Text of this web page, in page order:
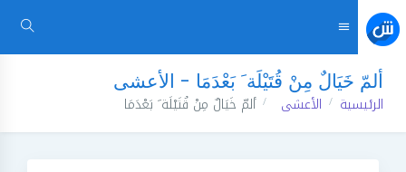
ألمّ خَيَالٌ مِنْ قُتَيْلَة َ بَعْدَمَا - الأعشى
الرئيسية الأعشى ألمّ خَيَالٌ مِنْ قُتَيْلَة َ بَعْدَمَا